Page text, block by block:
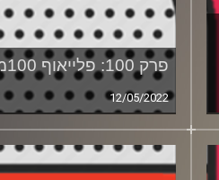
פרק 100: פלייאוף 100מם
12/05/2022